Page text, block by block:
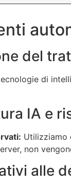
del
di
IA e
Utilizziamo
non
alle